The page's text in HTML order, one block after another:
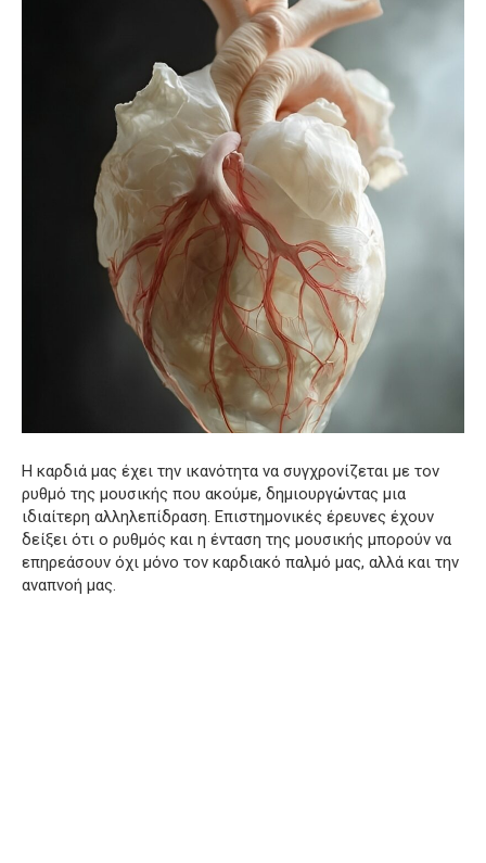
Η καρδιά μας έχει την ικανότητα να συγχρονίζεται με τον
ρυθμό της μουσικής που ακούμε, δημιουργώντας μια
ιδιαίτερη αλληλεπίδραση. Επιστημονικές έρευνες έχουν
δείξει ότι ο ρυθμός και η ένταση της μουσικής μπορούν να
επηρεάσουν όχι μόνο τον καρδιακό παλμό μας, αλλά και την
αναπνοή μας.